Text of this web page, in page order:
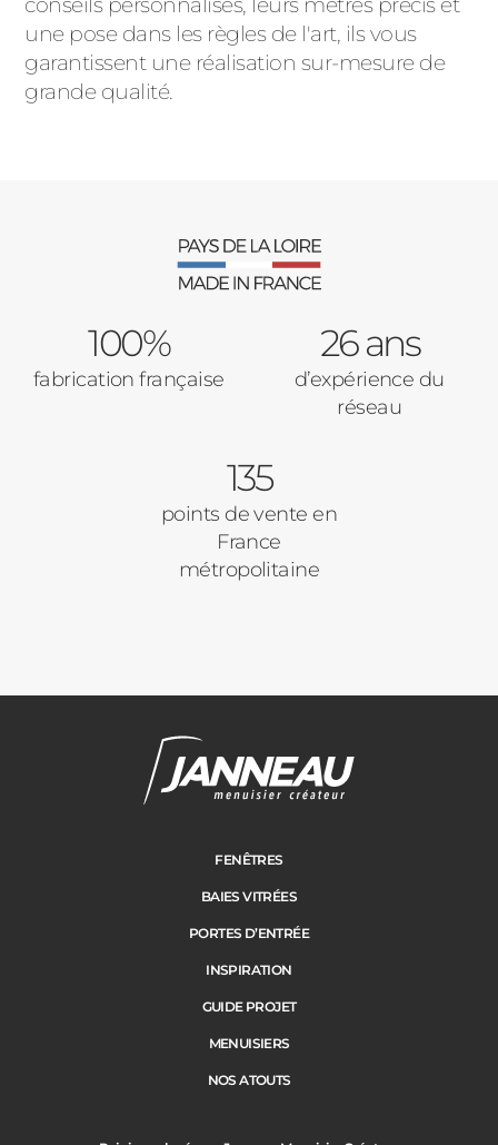
conseils personnalisés, leurs métrés précis et
une pose dans les règles de l'art, ils vous
garantissent une réalisation sur-mesure de
grande qualité.
100%
fabrication française
26 ans
d’expérience du
réseau
135
points de vente en
France
métropolitaine
FENÊTRES
BAIES VITRÉES
PORTES D’ENTRÉE
INSPIRATION
GUIDE PROJET
MENUISIERS
NOS ATOUTS